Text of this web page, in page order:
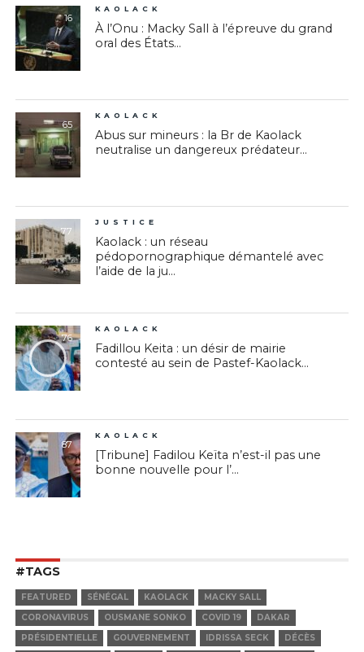
16
KAOLACK
À l’Onu : Macky Sall à l’épreuve du grand
oral des États...
65
KAOLACK
Abus sur mineurs : la Br de Kaolack
neutralise un dangereux prédateur...
77
JUSTICE
Kaolack : un réseau
pédopornographique démantelé avec
l’aide de la ju...
76
KAOLACK
Fadillou Keita : un désir de mairie
contesté au sein de Pastef-Kaolack...
87
KAOLACK
[Tribune] Fadilou Keïta n’est-il pas une
bonne nouvelle pour l’...
#TAGS
FEATURED SÉNÉGAL KAOLACK
MACKY SALL
CORONAVIRUS
OUSMANE SONKO COVID 19
DAKAR
PRÉSIDENTIELLE
GOUVERNEMENT IDRISSA SECK
DÉCÈS